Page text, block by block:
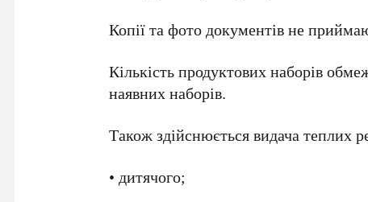
Копії та фото документів не
Кількість продуктових наборів
наявних наборів.
Також здійснюється видача теплих
• дитячого;